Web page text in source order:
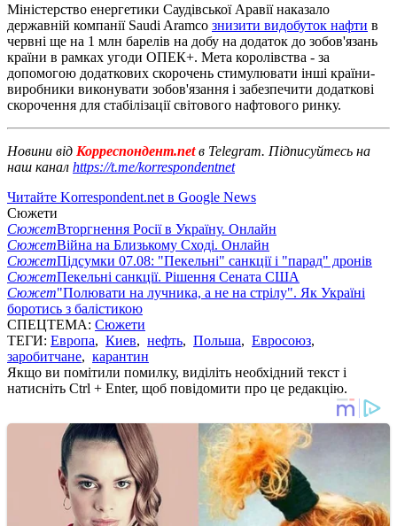
Міністерство енергетики Саудівської Аравії наказало
державній компанії Saudi Aramco знизити видобуток нафти в
червні ще на 1 млн барелів на добу на додаток до зобов'язань
країни в рамках угоди ОПЕК+. Мета королівства - за
допомогою додаткових скорочень стимулювати інші країни-
виробники виконувати зобов'язання і забезпечити додаткові
скорочення для стабілізації світового нафтового ринку.
Новини від Корреспондент.netв Telegram. Підписуйтесь на
наш канал https://t.me/korrespondentnet
Читайте Korrespondent.net в Google News
Сюжети
СюжетВторгнення Росії в Україну. Онлайн
СюжетВійна на Близькому Сході. Онлайн
СюжетПідсумки 07.08: "Пекельні" санкції і "парад" дронів
СюжетПекельні санкції. Рішення Сената США
Сюжет"Полювати на лучника, а не на стрілу". Як Україні
боротись з балістикою
СПЕЦТЕМА: Сюжети
ТЕГИ: Европа, Киев, нефть, Польша, Евросоюз,
заробитчане, карантин
Якщо ви помітили помилку, виділіть необхідний текст і
натисніть Ctrl + Enter, щоб повідомити про це редакцію.